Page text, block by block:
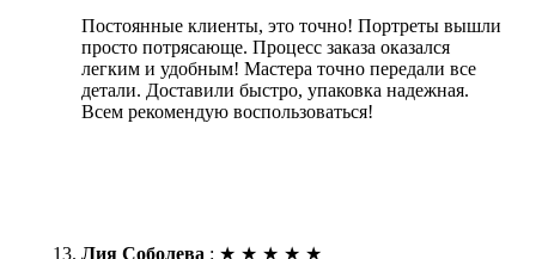
Постоянные клиенты, это точно! Портреты вышли
просто потрясающе. Процесс заказа оказался
легким и удобным! Мастера точно передали все
детали. Доставили быстро, упаковка надежная.
Всем рекомендую воспользоваться!
Лия Соболева : ★ ★ ★ ★ ★